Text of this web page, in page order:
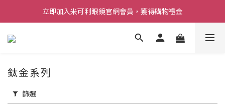
立即加入米可利眼鏡官網會員，獲得購物禮金
鈦金系列
篩選